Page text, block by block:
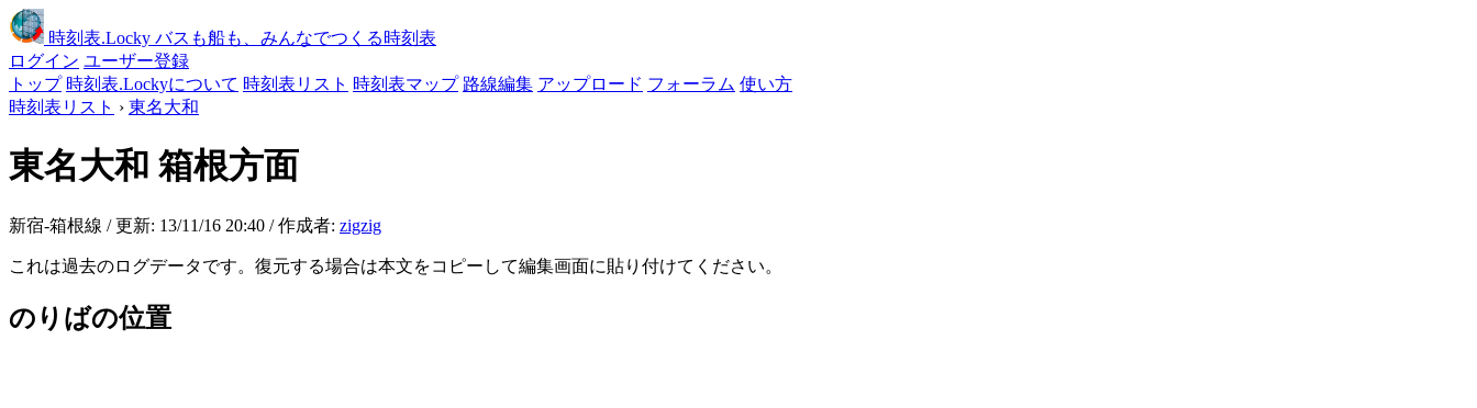
時刻表.Locky バスも船も、みんなでつくる時刻表
ログイン ユーザー登録
トップ 時刻表.Lockyについて 時刻表リスト 時刻表マップ 路線編集 アップロード フォーラム 使い方
時刻表リスト › 東名大和
東名大和 箱根方面
新宿-箱根線 / 更新: 13/11/16 20:40 / 作成者: zigzig
これは過去のログデータです。復元する場合は本文をコピーして編集画面に貼り付けてください。
のりばの位置